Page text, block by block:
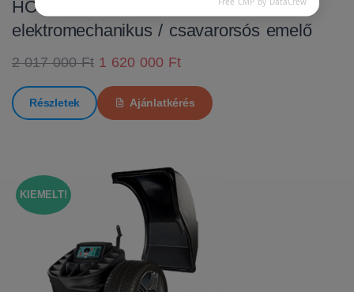
HOFMANN MTF 3000 C
elektromechanikus / csavarorsós emelő
2 017 000 Ft 1 620 000 Ft
Részletek Ajánlatkérés
KIEMELT!